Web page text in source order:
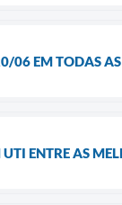
06 EM TODAS
ENTRE AS